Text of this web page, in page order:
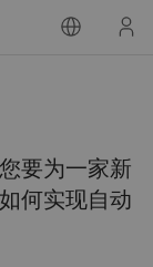
要为一家新
何实现自动